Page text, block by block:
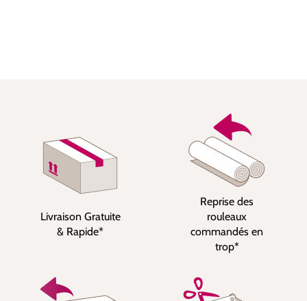
Livraison Gratuite
& Rapide*
Reprise des
rouleaux
commandés en
trop*